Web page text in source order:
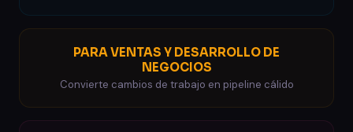
PARA VENTAS Y DESARROLLO DE
NEGOCIOS
Convierte cambios de trabajo en pipeline cálido